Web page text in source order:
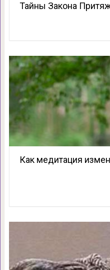
Тайны Закона
Как медитация